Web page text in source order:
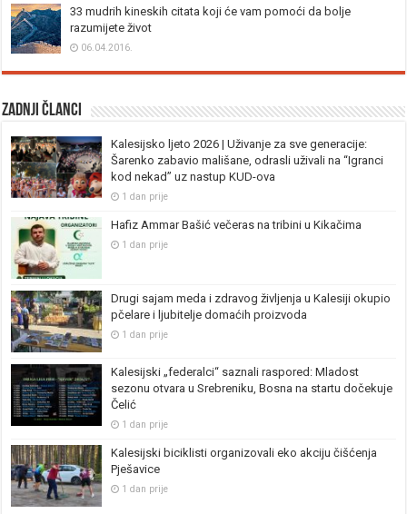
33 mudrih kineskih citata koji će vam pomoći da bolje
razumijete život
06.04.2016.
Zadnji članci
Kalesijsko ljeto 2026 | Uživanje za sve generacije:
Šarenko zabavio mališane, odrasli uživali na “Igranci
kod nekad” uz nastup KUD-ova
1 dan prije
Hafiz Ammar Bašić večeras na tribini u Kikačima
1 dan prije
Drugi sajam meda i zdravog življenja u Kalesiji okupio
pčelare i ljubitelje domaćih proizvoda
1 dan prije
Kalesijski „federalci“ saznali raspored: Mladost
sezonu otvara u Srebreniku, Bosna na startu dočekuje
Čelić
1 dan prije
Kalesijski biciklisti organizovali eko akciju čišćenja
Pješavice
1 dan prije